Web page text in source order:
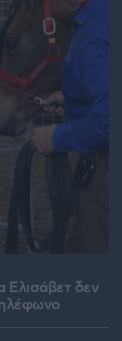
Ελισάβετ δεν